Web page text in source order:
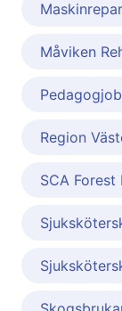
Måviken
Region
SCA